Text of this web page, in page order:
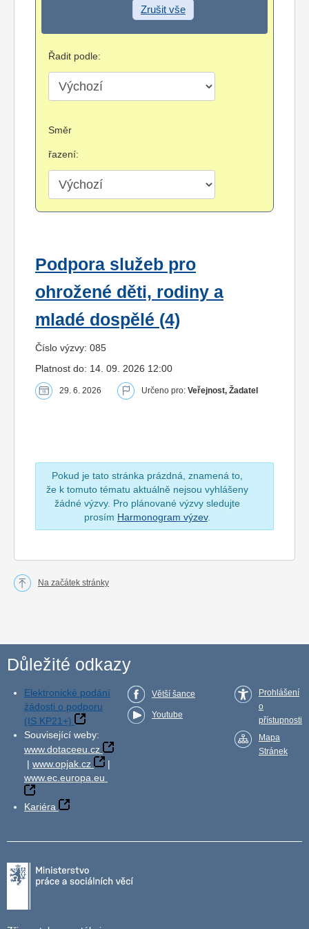
Zrušit vše
Řadit podle:
Směr
řazení:
Podpora služeb pro
ohrožené děti, rodiny a
mladé dospělé (4)
Číslo výzvy: 085
Platnost do: 14. 09. 2026 12:00
29. 6. 2026 Určeno pro: Veřejnost, Žadatel
Pokud je tato stránka prázdná, znamená to,
že k tomuto tématu aktuálně nejsou vyhlášeny
žádné výzvy. Pro plánované výzvy sledujte
prosím Harmonogram výzev.
Na začátek stránky
Důležité odkazy
Elektronické podání
žádosti o podporu
(IS KP21+)
Související weby:
www.dotaceeu.cz
| www.opjak.cz
|
www.ec.europa.eu
Kariéra
Větší šance
Youtube
Prohlášení
o
přístupnosti
Mapa
Stránek